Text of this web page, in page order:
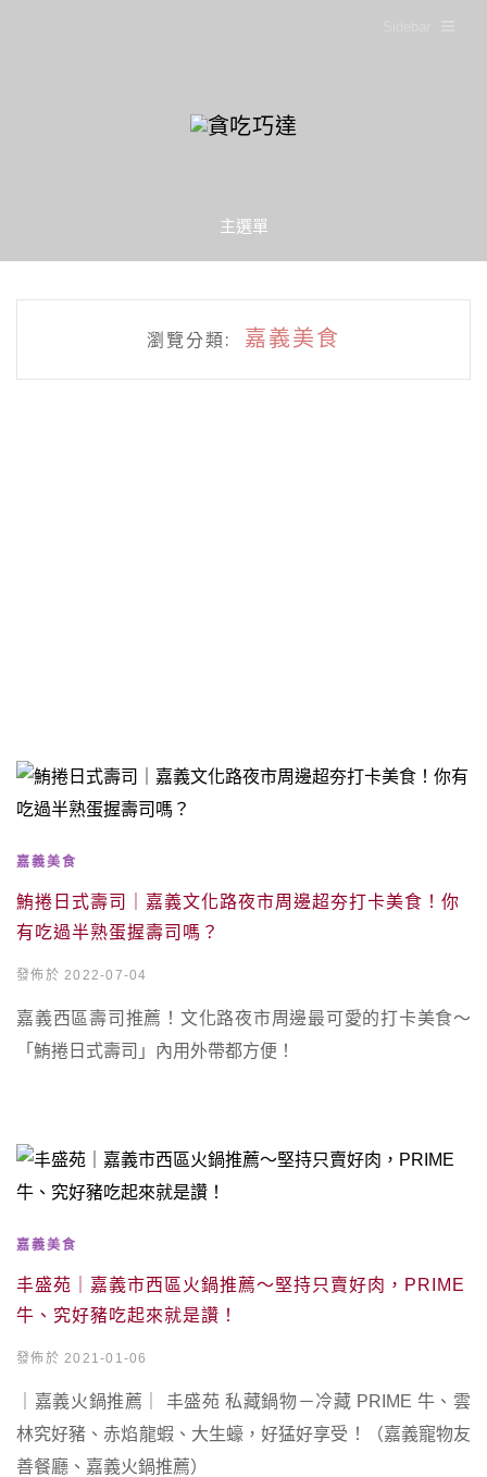
主選單
瀏覽分類: 嘉義美食
嘉義美食
鮪捲日式壽司｜嘉義文化路夜市周邊超夯打卡美食！你
有吃過半熟蛋握壽司嗎？
發佈於 2022-07-04
嘉義西區壽司推薦！文化路夜市周邊最可愛的打卡美食～
「鮪捲日式壽司」內用外帶都方便！
嘉義美食
丰盛苑｜嘉義市西區火鍋推薦～堅持只賣好肉，PRIME
牛、究好豬吃起來就是讚！
發佈於 2021-01-06
｜嘉義火鍋推薦｜ 丰盛苑 私藏鍋物－冷藏 PRIME 牛、雲
林究好豬、赤焰龍蝦、大生蠔，好猛好享受！（嘉義寵物友
善餐廳、嘉義火鍋推薦）